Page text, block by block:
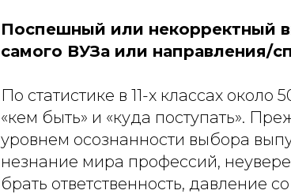
Поспешный или некорректный
самого ВУЗа или направления/
По статистике в 11-х классах
«кем быть» и «куда поступать».
уровнем осознанности выбора
незнание мира профессий,
брать ответственность, давление